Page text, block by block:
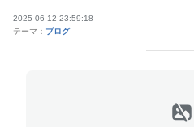
2025-06-12 23:59:18
テーマ： ブログ